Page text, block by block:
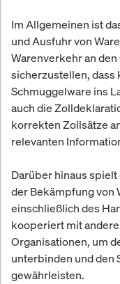
Im Allgemeinen ist
und Ausfuhr von
Warenverkehr an
sicherzustellen, dass
Schmuggelware ins
auch die
korrekten Zollsätze
relevanten
Darüber hinaus
der Bekämpfung
einschließlich des
kooperiert mit
Organisationen, um
unterbinden und den
gewährleisten.